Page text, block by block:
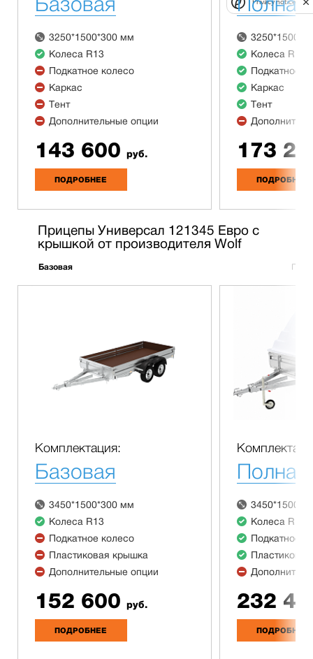
3250*1500*300 мм
Колеса R13
Подкатное колесо
Каркас
Тент
Дополнительные опции
143 600 руб.
ПОДРОБНЕЕ
Колеса R13
Подкатное
Каркас
Тент
173
ПОДРОБНЕЕ
Прицепы Универсал 121345 Евро с
крышкой от производителя Wolf
Базовая
Комплектация:
Базовая
3450*1500*300 мм
Колеса R13
Подкатное колесо
Пластиковая крышка
Дополнительные опции
152 600 руб.
ПОДРОБНЕЕ
Полная
Колеса R13
Подкатное
232
ПОДРОБНЕЕ
Privacy notice